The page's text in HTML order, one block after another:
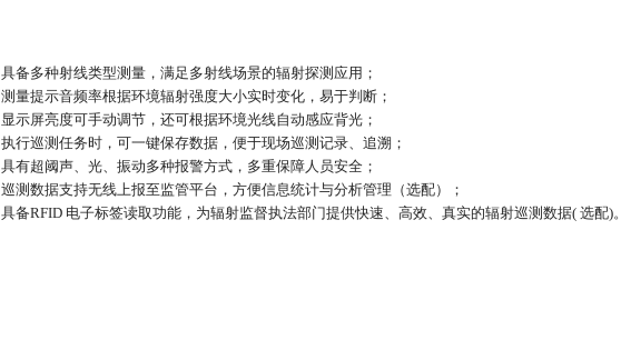
具备多种射线类型测量，满足多射线场景的辐射探测应用；
测量提示音频率根据环境辐射强度大小实时变化，易于判断；
显示屏亮度可手动调节，还可根据环境光线自动感应背光；
执行巡测任务时，可一键保存数据，便于现场巡测记录、追溯；
具有超阈声、光、振动多种报警方式，多重保障人员安全；
巡测数据支持无线上报至监管平台，方便信息统计与分析管理（选配）；
具备RFID 电子标签读取功能，为辐射监督执法部门提供快速、高效、真实的辐射巡测数据( 选配)。